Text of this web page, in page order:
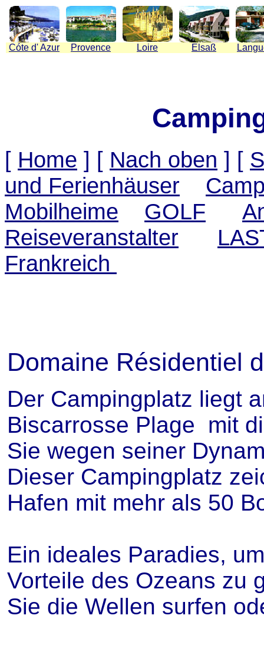
Cóte d' Azur Provence Loire Elsaß
[ Home ] [ Nach oben ] [
und Ferienhäuser
Mobilheime
GOLF
Reiseveranstalter
Frankreich
Domaine Résidentiel
Der Campingplatz liegt
Biscarrosse Plage mit
Sie wegen seiner
Dieser Campingplatz
Hafen mit mehr als 50
Ein ideales Paradies,
Vorteile des Ozeans zu
Sie die Wellen surfen